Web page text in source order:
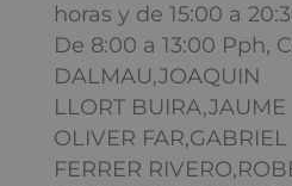
horas y de 15:00 a
De 8:00 a 13:00 Pph,
DALMAU,JOAQUIN
LLORT BUIRA,JAUME
OLIVER FAR,GABRIEL
FERRER